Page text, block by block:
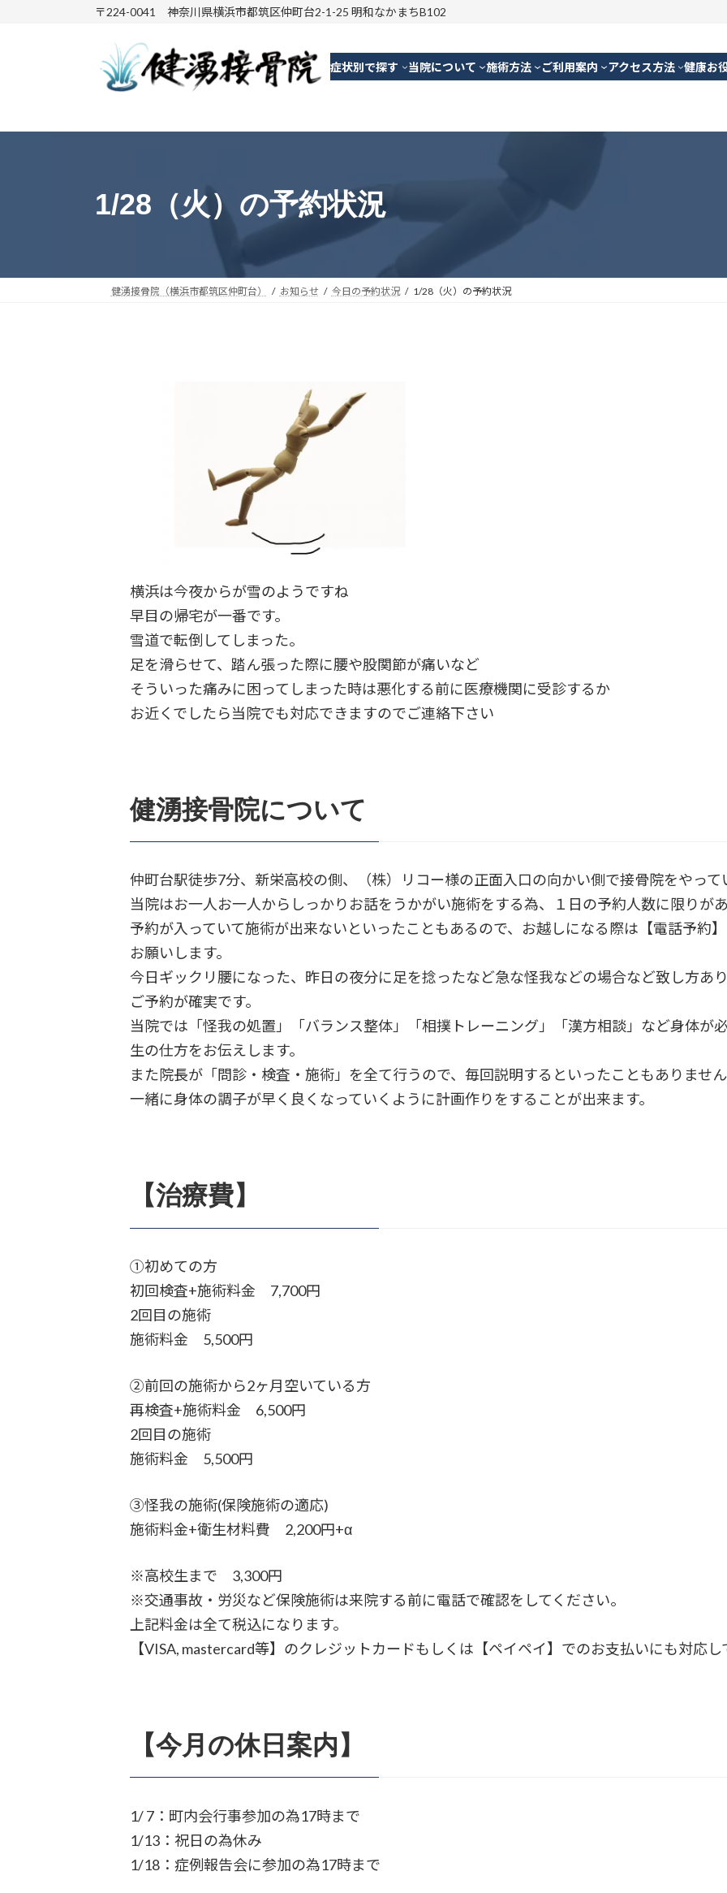
ス
ン
〒224-0041 神奈川県横浜市都筑区仲町台2-1-25 明和なかまちB102
症状別で探す 当院について 施術方法 ご利用案内 アクセス方法 健康お
1/28（火）の予約状況
健湧接骨院（横浜市都筑区仲町台） お知らせ 今日の予約状況 1/28（火）の予約状況
横浜は今夜からが雪のようですね
早目の帰宅が一番です。
雪道で転倒してしまった。
足を滑らせて、踏ん張った際に腰や股関節が痛いなど
そういった痛みに困ってしまった時は悪化する前に医療機関に受診するか
お近くでしたら当院でも対応できますのでご連絡下さい
健湧接骨院について
仲町台駅徒歩7分、新栄高校の側、（株）リコー様の正面入口の向かい側で接骨院をやって
当院はお一人お一人からしっかりお話をうかがい施術をする為、１日の予約人数に限りがあ
予約が入っていて施術が出来ないといったこともあるので、お越しになる際は【電話予約
お願いします。
今日ギックリ腰になった、昨日の夜分に足を捻ったなど急な怪我などの場合など致し方あ
ご予約が確実です。
当院では「怪我の処置」「バランス整体」「相撲トレーニング」「漢方相談」など身体が
生の仕方をお伝えします。
また院長が「問診・検査・施術」を全て行うので、毎回説明するといったこともありません
一緒に身体の調子が早く良くなっていくように計画作りをすることが出来ます。
【治療費】
①初めての方
初回検査+施術料金 7,700円
2回目の施術
施術料金 5,500円
②前回の施術から2ヶ月空いている方
再検査+施術料金 6,500円
2回目の施術
施術料金 5,500円
③怪我の施術(保険施術の適応)
施術料金+衛生材料費 2,200円+α
※高校生まで 3,300円
※交通事故・労災など保険施術は来院する前に電話で確認をしてください。
上記料金は全て税込になります。
【VISA, mastercard等】のクレジットカードもしくは【ペイペイ】でのお支払いにも対応し
【今月の休日案内】
1/ 7：町内会行事参加の為17時まで
1/13：祝日の為休み
1/18：症例報告会に参加の為17時まで